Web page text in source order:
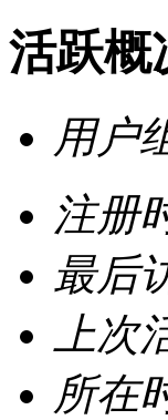
活跃概
用户
注册
最后
上次
所在